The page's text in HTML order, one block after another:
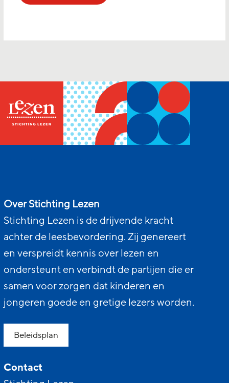
Over Stichting Lezen
Stichting Lezen is de drijvende kracht
achter de leesbevordering. Zij genereert
en verspreidt kennis over lezen en
ondersteunt en verbindt de partijen die er
samen voor zorgen dat kinderen en
jongeren goede en gretige lezers worden.
Beleidsplan
Contact